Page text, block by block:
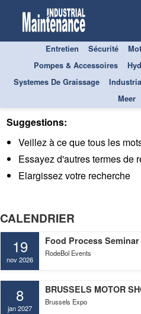
Entretien Sécurité
Pompes & Accessoires
Systemes De Graissage
Meer
ÉVÉNEMENTS
Votre recherche n'a donné
Suggestions:
Veillez à ce que tous les
Essayez d'autres termes de
Elargissez votre recherche
CALENDRIER
19
nov 2026
Food Process Seminar
RodeBol Events
8
jan 2027
BRUSSELS MOTOR
Brussels Expo